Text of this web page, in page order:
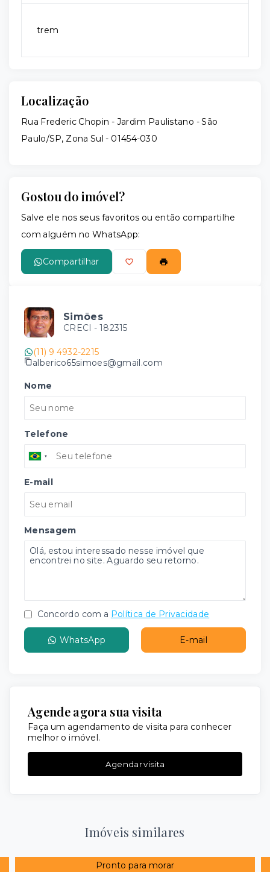
trem
Localização
Rua Frederic Chopin - Jardim Paulistano - São
Paulo/SP, Zona Sul - 01454-030
Gostou do imóvel?
Salve ele nos seus favoritos ou então compartilhe
com alguém no WhatsApp:
Compartilhar
Simões
CRECI - 182315
(11) 9 4932-2215
alberico65simoes@gmail.com
Nome
Telefone
E-mail
Mensagem
Concordo com a Política de Privacidade
WhatsApp E-mail
Agende agora sua visita
Faça um agendamento de visita para conhecer
melhor o imóvel.
Agendar visita
Imóveis similares
Pronto para morar